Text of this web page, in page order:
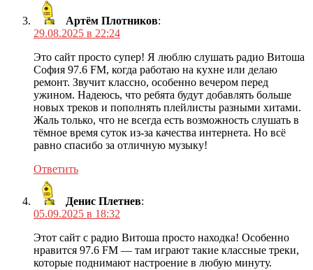
Артём Плотников:
29.08.2025 в 22:24
Это сайт просто супер! Я люблю слушать радио Витоша
София 97.6 FM, когда работаю на кухне или делаю
ремонт. Звучит классно, особенно вечером перед
ужином. Надеюсь, что ребята будут добавлять больше
новых треков и пополнять плейлисты разными хитами.
Жаль только, что не всегда есть возможность слушать в
тёмное время суток из-за качества интернета. Но всё
равно спасибо за отличную музыку!
Ответить
Денис Плетнев:
05.09.2025 в 18:32
Этот сайт с радио Витоша просто находка! Особенно
нравится 97.6 FM — там играют такие классные треки,
которые поднимают настроение в любую минуту.